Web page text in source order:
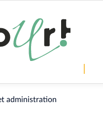
administration